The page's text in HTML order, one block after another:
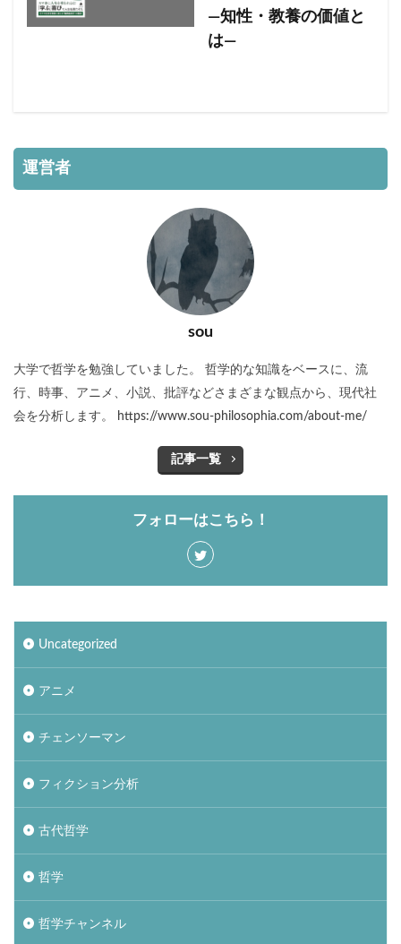
—知性・教養の価値と
は—
運営者
sou
大学で哲学を勉強していました。 哲学的な知識をベースに、流
行、時事、アニメ、小説、批評などさまざまな観点から、現代社
会を分析します。 https://www.sou-philosophia.com/about-me/
記事一覧
フォローはこちら！
Uncategorized
アニメ
チェンソーマン
フィクション分析
古代哲学
哲学
哲学チャンネル